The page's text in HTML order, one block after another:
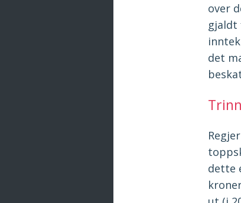
over
gjaldt
det
dette